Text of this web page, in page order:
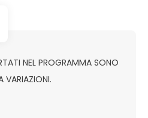
NEL PROGRAMMA SONO
VARIAZIONI.